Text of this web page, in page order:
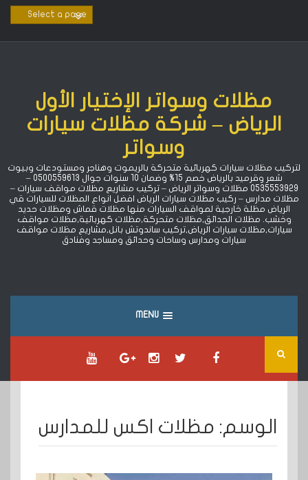
مظلات وسواتر الإختيار الأول
الرياض – شركة مظلات سيارات
وسواتر
لتركيب مظلات سيارات كهربائية متحركة بالريموت وهناجر ومستودعات وبيوت
شعر وقرميد بالرياض خصم 15% ‏وضمان 10 سنوات جوال 0500559613 –
0535553929 مظلات وسواتر الرياض – تركيب مشاريع مظلات مواقف سيارات –
مظلات مدارس – ركيب مظلات سيارات الرياض افضل انواع المظلات للسيارات قي
الرياض مظلة خارجية لمواقف السيارات منها مظلات قماش ومظلات حديد
وخشب. مظلات الحدائق,مظلات متحركة,مظلات كهربائية,مظلات مواقف
سيارات,مظلات سيارات الرياض,تركيب ساندوتش بانل,مشاريع مظلات مواقف
سيارات ومدارس وساحات وحدائق ومساجد وفنادق
MENU
الوسم: مظلات اكس للمدارس